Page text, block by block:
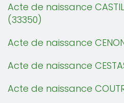
Acte de naissance
(33350)
Acte de naissance
Acte de naissance
Acte de naissance